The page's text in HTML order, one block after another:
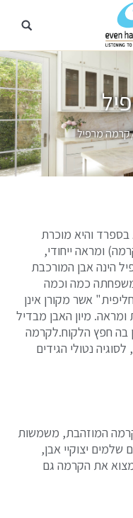
מיקומך כאן קרמה מרפיל
בספרד והיא מוכרת
ומראה ייחודי,
הינה אבן המורכבת
כמה וכמה
אשר מקורן אינן
מיון האבן מבדיל
בה חפץ הלקוח.לקרמה
נטולי הגידים
המוזהבת, משמשות
שלמים יצוקיי אבן,
את הקרמה גם